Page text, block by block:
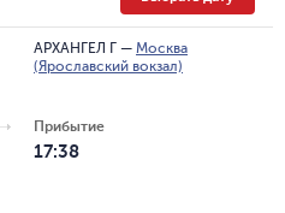
АРХАНГЕЛ Г — Москва
(Ярославский вокзал)
Прибытие
17:38